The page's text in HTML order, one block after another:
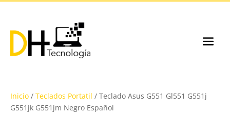
Inicio / Teclados Portatil / Teclado Asus G551 Gl551 G551j
G551jk G551jm Negro Español